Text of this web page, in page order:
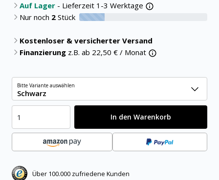
Auf Lager - Lieferzeit 1-3 Werktage
Nur noch 2 Stück 20% verfügbar
Kostenloser & versicherter Versand
Finanzierung z.B. ab 22,50 € / Monat
Bitte Variante auswählen
Schwarz
In den Warenkorb
Über 100.000 zufriedene Kunden